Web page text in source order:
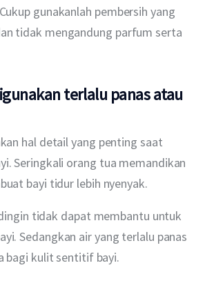
gunakanlah pembersih yang
tidak mengandung parfum serta
terlalu panas atau
hal detail yang penting saat
Seringkali orang tua memandikan
bayi tidur lebih nyenyak.
tidak dapat membantu untuk
Sedangkan air yang terlalu panas
bagi kulit sentitif bayi.